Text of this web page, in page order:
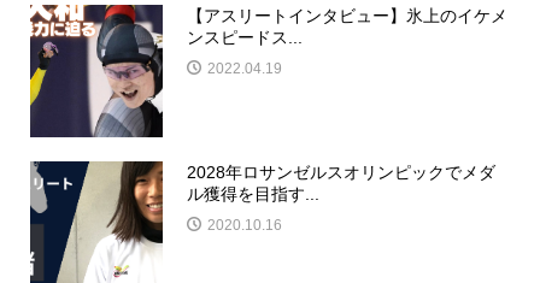
【アスリートインタビュー】氷上のイケメ
ンスピードス...
2022.04.19
2028年ロサンゼルスオリンピックでメダ
ル獲得を目指す...
2020.10.16